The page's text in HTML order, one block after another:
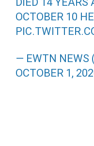
OCTOBER 10
— EWTN NEWS
OCTOBER 1,